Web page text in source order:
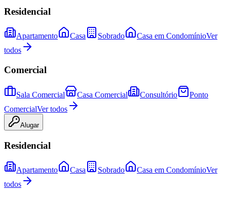
Residencial
Apartamento Casa Sobrado Casa em CondomínioVer
todos
Comercial
Sala Comercial Casa Comercial Consultório
Ponto
ComercialVer todos
Alugar
Residencial
Apartamento Casa Sobrado Casa em CondomínioVer
todos